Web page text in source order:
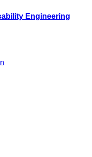
Engineering